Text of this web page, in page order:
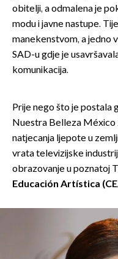
obitelji, a odmalena je
modu i javne nastupe.
manekenstvom, a jedno
SAD-u gdje je
komunikacija.
Prije nego što je postala
Nuestra Belleza México
natjecanja ljepote u
vrata televizijske
obrazovanje u poznatoj
Educación Artística